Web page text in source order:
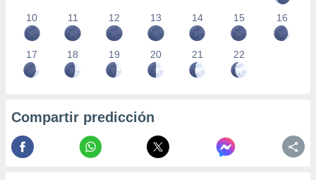
10 11 12 13 14 15 16
17 18 19 20 21 22
Compartir predicción